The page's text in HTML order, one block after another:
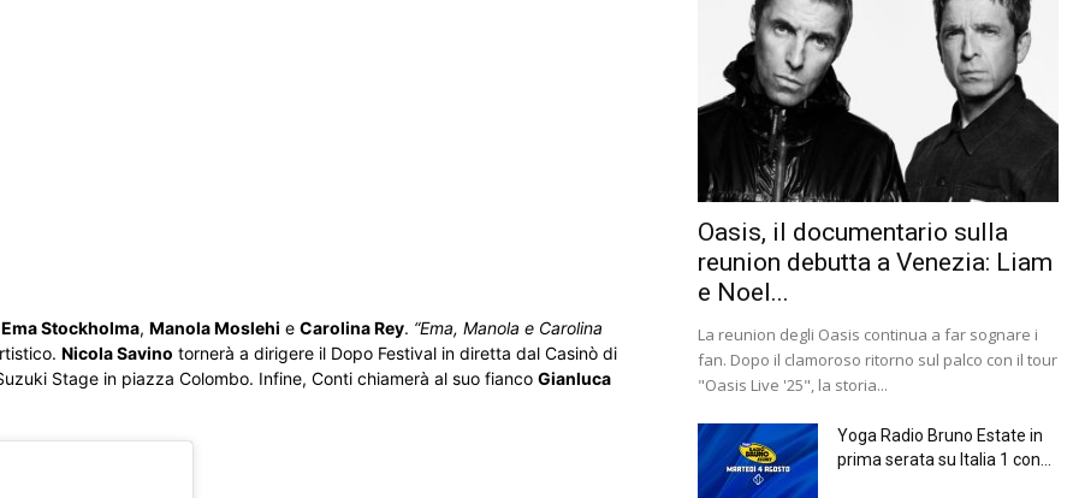
Ema Stockholma, Manola Moslehi e Carolina Rey. “Ema, Manola e Carolina
Nicola Savino tornerà a dirigere il Dopo Festival in diretta dal Casinò di
Stage in piazza Colombo. Infine, Conti chiamerà al suo fianco Gianluca
Oasis, il documentario sulla
reunion debutta a Venezia: Liam
e Noel...
La reunion degli Oasis continua a far sognare i
fan. Dopo il clamoroso ritorno sul palco con il tour
"Oasis Live '25", la storia...
Yoga Radio Bruno Estate in
prima serata su Italia 1 con...